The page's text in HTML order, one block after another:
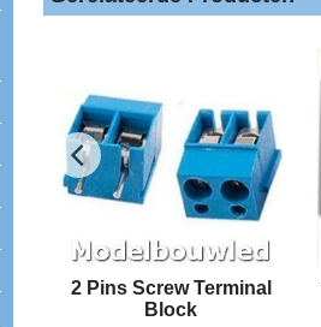
2 Pins Screw Terminal
Block